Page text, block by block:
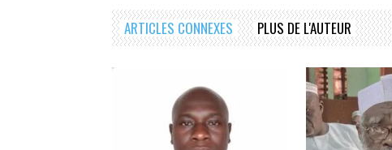
ARTICLES CONNEXES PLUS DE L'AUTEUR